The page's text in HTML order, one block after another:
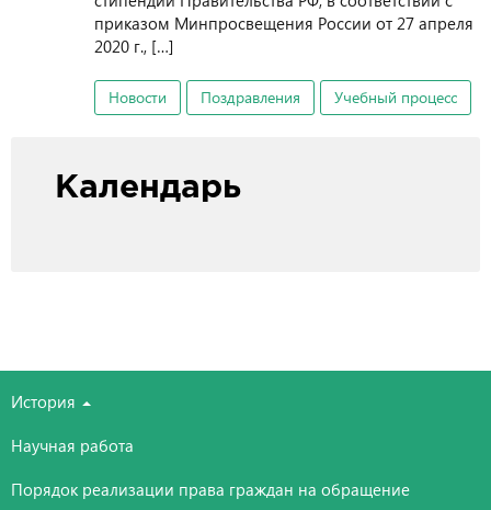
приказом Минпросвещения России от 27 апреля
2020 г., […]
Новости Поздравления Учебный процесс
Календарь
История
Научная работа
Порядок реализации права граждан на обращение